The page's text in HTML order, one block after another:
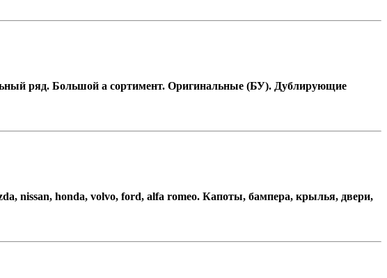
ряд. Большой а сортимент. Оригинальные (БУ). Дублирующие
nissan, honda, volvo, ford, alfa romeo. Капоты, бампера, крылья, двери,